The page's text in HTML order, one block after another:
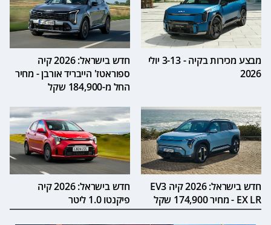
מבצע מכירות בקיה - 3-13 יולי
2026
חדש בישראל: 2026 קיה
ספוראטז' הייבריד אורבן - מחיר
החל מ-184,900 שקל
חדש בישראל: 2026 קיה EV3
EX LR - מחיר 174,900 שקל
חדש בישראל: 2026 קיה
פיקנטו 1.0 ליטר